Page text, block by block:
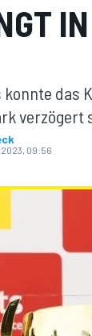
konnte das
verzögert
09:56